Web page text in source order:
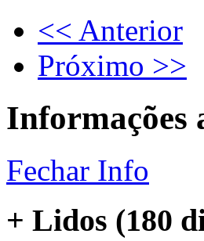
<< Anterior
Próximo >>
Informações
Fechar Info
+ Lidos (180